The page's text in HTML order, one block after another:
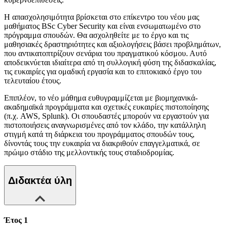
Η απασχολησιμότητα βρίσκεται στο επίκεντρο του νέου μας
μαθήματος BSc Cyber Security και είναι ενσωματωμένο στο
πρόγραμμα σπουδών. Θα ασχοληθείτε με το έργο και τις
μαθησιακές δραστηριότητες και αξιολογήσεις βάσει προβλημάτων,
που αντικατοπτρίζουν σενάρια του πραγματικού κόσμου. Αυτό
αποδεικνύεται ιδιαίτερα από τη συλλογική φύση της διδασκαλίας,
τις ευκαιρίες για ομαδική εργασία και το επιτοκιακό έργο του
τελευταίου έτους.
Επιπλέον, το νέο μάθημα ευθυγραμμίζεται με βιομηχανικά-
ακαδημαϊκά προγράμματα και σχετικές ευκαιρίες πιστοποίησης
(π.χ. AWS, Splunk). Οι σπουδαστές μπορούν να εργαστούν για
πιστοποιήσεις αναγνωρισμένες από τον κλάδο, την κατάλληλη
στιγμή κατά τη διάρκεια του προγράμματος σπουδών τους,
δίνοντάς τους την ευκαιρία να διακριθούν επαγγελματικά, σε
πρώιμο στάδιο της μελλοντικής τους σταδιοδρομίας.
Διδακτέα ύλη
Έτος 1